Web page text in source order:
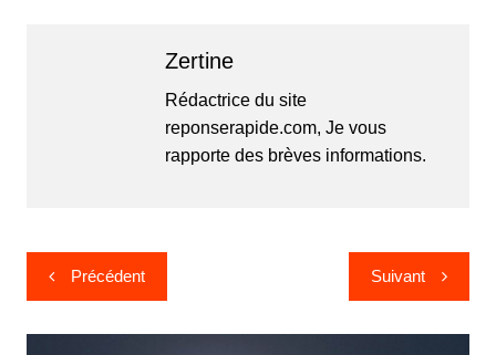
Zertine
Rédactrice du site
reponserapide.com, Je vous
rapporte des brèves informations.
Navigation
de
l’article
Précédent Suivant